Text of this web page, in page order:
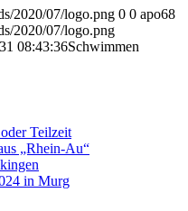
2020/07/logo.png 0 0 apo68
2020/07/logo.png
08:43:36Schwimmen
Teilzeit
„Rhein-Au“
in Murg